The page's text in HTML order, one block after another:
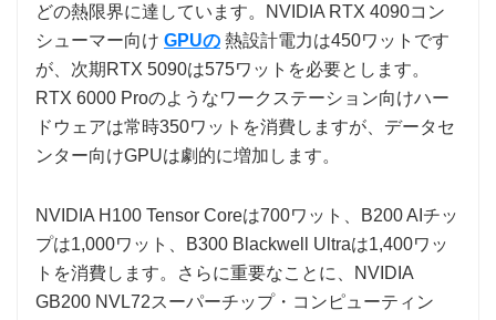
どの熱限界に達しています。NVIDIA RTX 4090コン
シューマー向け GPUの 熱設計電力は450ワットです
が、次期RTX 5090は575ワットを必要とします。
RTX 6000 Proのようなワークステーション向けハー
ドウェアは常時350ワットを消費しますが、データセ
ンター向けGPUは劇的に増加します。
NVIDIA H100 Tensor Coreは700ワット、B200 AIチッ
プは1,000ワット、B300 Blackwell Ultraは1,400ワッ
トを消費します。さらに重要なことに、NVIDIA
GB200 NVL72スーパーチップ・コンピューティン